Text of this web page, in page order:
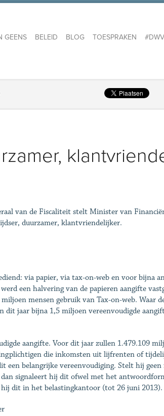
GEENS BELEID BLOG TOESPRAKEN
van de Fiscaliteit stelt Minister van
duurzamer, klantvriendelijker.
via papier, via tax-on-web en voor bijna
een halvering van de papieren aangifte
mensen gebruik van Tax-on-web. Waar
dit jaar bijna 1,5 miljoen vereenvoudigde
aangifte. Voor dit jaar zullen 1.479.109
die inkomsten uit lijfrenten of
een belangrijke vereenvoudiging. Stelt hij
signaleert hij dit ofwel met het
dit in het belastingkantoor (tot 26 juni 2013).